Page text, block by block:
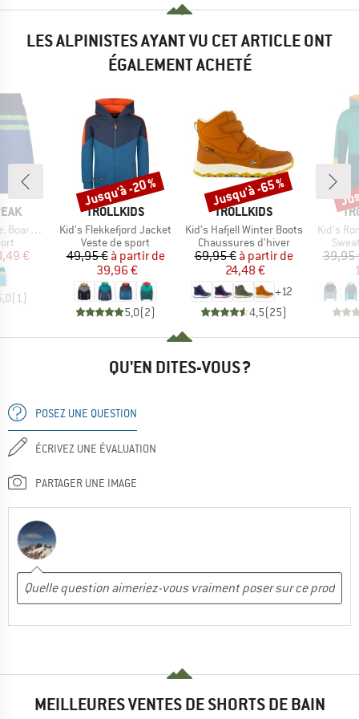
LES ALPINISTES AYANT VU CET ARTICLE ONT
ÉGALEMENT ACHETÉ
Boys
réduit
€
(1 )
MARQUE
TROLLKIDS
Article
Kid's Flekkefjord Jacket
Product group
Veste de sport
Prix
49,95 € Prix réduit
à partir de
39,96 €
5,0(2)
Remise
Jusqu'à -20 %
MARQUE
TROLLKIDS
Article
Kid's Hafjell Winter Boots
Product group
Chaussures d'hiver
Prix
69,95 € Prix réduit
à partir de
24,48 €
+12
4,5(25)
Remise
Jusqu'à -65 %
Article
Kid's
39,95
QU'EN DITES-VOUS ?
POSEZ UNE QUESTION
ÉCRIVEZ UNE ÉVALUATION
PARTAGER UNE IMAGE
MEILLEURES VENTES DE SHORTS DE BAIN